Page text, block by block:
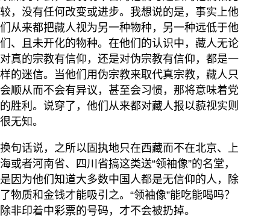
较，没有任何改变或进步。我想说的是，事实上他
们从来都把藏人视为另一种物种，另一种远低于他
们、且未开化的物种。在他们的认识中，藏人无论
对真的宗教有信仰，还是对伪宗教有信仰，都是一
样的迷信。当他们用伪宗教来取代真宗教，藏人只
会顺从而不会有异议，甚至会习惯，那将意味着党
的胜利。说穿了，他们从来都对藏人报以藐视实则
很无知。
换句话说，之所以固执地只在西藏而不在北京、上
海或者河南省、四川省搞这类送“领袖像”的名堂，
是因为他们知道大多数中国人都是无信仰的人，除
了物质和金钱才能吸引之。“领袖像”能吃能喝吗？
除非印着中彩票的号码，才不会被扔掉。